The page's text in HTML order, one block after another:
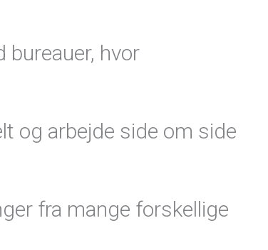
bureauer, hvor
og arbejde side om side
fra mange forskellige